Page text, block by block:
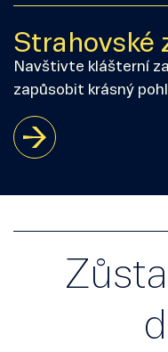
Strahovské
Navštivte klášterní
zapůsobit krásný